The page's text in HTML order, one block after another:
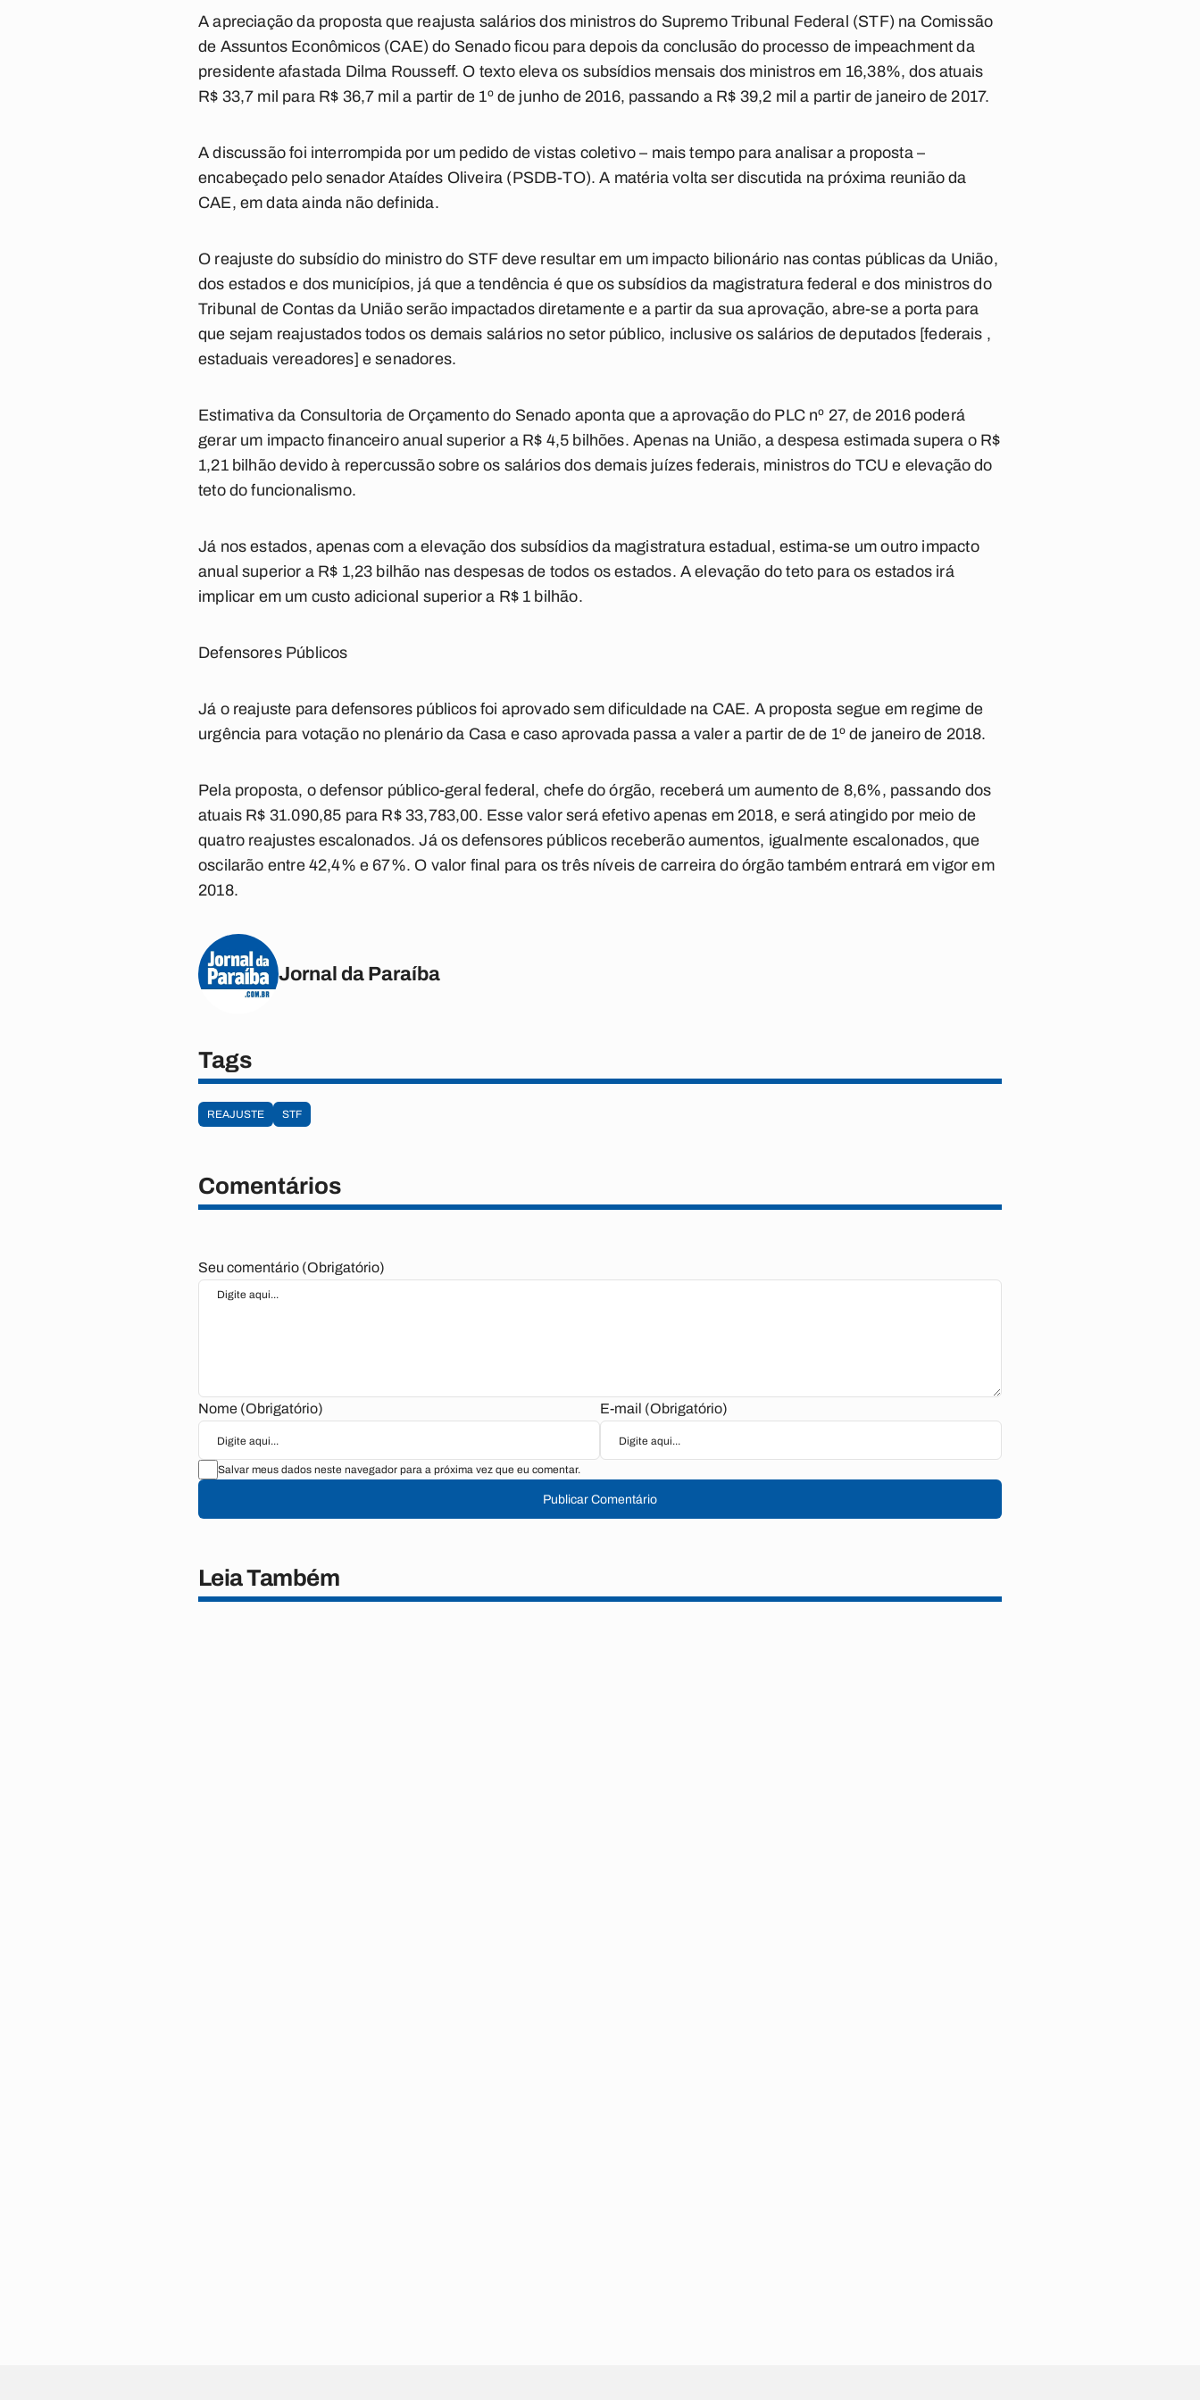
A apreciação da proposta que reajusta salários dos ministros do Supremo Tribunal Federal (STF) na Comissão
de Assuntos Econômicos (CAE) do Senado ficou para depois da conclusão do processo de impeachment da
presidente afastada Dilma Rousseff. O texto eleva os subsídios mensais dos ministros em 16,38%, dos atuais
R$ 33,7 mil para R$ 36,7 mil a partir de 1º de junho de 2016, passando a R$ 39,2 mil a partir de janeiro de 2017.
A discussão foi interrompida por um pedido de vistas coletivo – mais tempo para analisar a proposta –
encabeçado pelo senador Ataídes Oliveira (PSDB-TO). A matéria volta ser discutida na próxima reunião da
CAE, em data ainda não definida.
O reajuste do subsídio do ministro do STF deve resultar em um impacto bilionário nas contas públicas da União,
dos estados e dos municípios, já que a tendência é que os subsídios da magistratura federal e dos ministros do
Tribunal de Contas da União serão impactados diretamente e a partir da sua aprovação, abre-se a porta para
que sejam reajustados todos os demais salários no setor público, inclusive os salários de deputados [federais ,
estaduais vereadores] e senadores.
Estimativa da Consultoria de Orçamento do Senado aponta que a aprovação do PLC nº 27, de 2016 poderá
gerar um impacto financeiro anual superior a R$ 4,5 bilhões. Apenas na União, a despesa estimada supera o R$
1,21 bilhão devido à repercussão sobre os salários dos demais juízes federais, ministros do TCU e elevação do
teto do funcionalismo.
Já nos estados, apenas com a elevação dos subsídios da magistratura estadual, estima-se um outro impacto
anual superior a R$ 1,23 bilhão nas despesas de todos os estados. A elevação do teto para os estados irá
implicar em um custo adicional superior a R$ 1 bilhão.
Defensores Públicos
Já o reajuste para defensores públicos foi aprovado sem dificuldade na CAE. A proposta segue em regime de
urgência para votação no plenário da Casa e caso aprovada passa a valer a partir de de 1º de janeiro de 2018.
Pela proposta, o defensor público-geral federal, chefe do órgão, receberá um aumento de 8,6%, passando dos
atuais R$ 31.090,85 para R$ 33,783,00. Esse valor será efetivo apenas em 2018, e será atingido por meio de
quatro reajustes escalonados. Já os defensores públicos receberão aumentos, igualmente escalonados, que
oscilarão entre 42,4% e 67%. O valor final para os três níveis de carreira do órgão também entrará em vigor em
2018.
Jornal da Paraíba
Tags
REAJUSTE STF
Comentários
Seu comentário (Obrigatório)
Nome (Obrigatório) E-mail (Obrigatório)
Salvar meus dados neste navegador para a próxima vez que eu comentar.
Publicar Comentário
Leia Também